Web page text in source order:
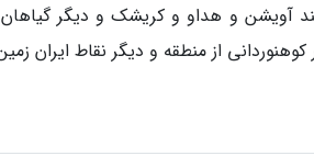
آویشن و هداو و کریشک و دیگر گیاهان
از منطقه و دیگر نقاط ایران